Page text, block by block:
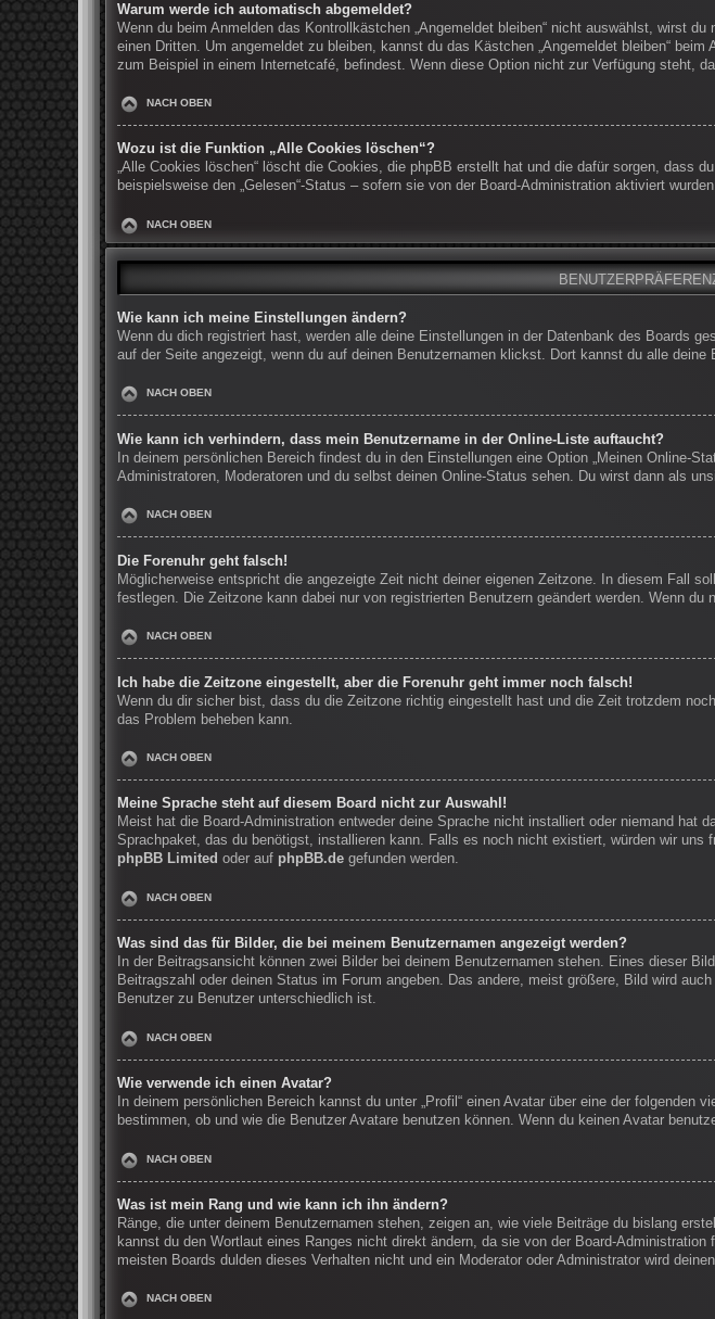
Warum werde ich automatisch abgemeldet?
Wenn du beim Anmelden das Kontrollkästchen „Angemeldet bleiben“ nicht auswählst, wirst
einen Dritten. Um angemeldet zu bleiben, kannst du das Kästchen „Angemeldet bleiben“
zum Beispiel in einem Internetcafé, befindest. Wenn diese Option nicht zur Verfügung steht,
NACH OBEN
Wozu ist die Funktion „Alle Cookies löschen“?
„Alle Cookies löschen“ löscht die Cookies, die phpBB erstellt hat und die dafür sorgen, dass
beispielsweise den „Gelesen“-Status – sofern sie von der Board-Administration aktiviert
NACH OBEN
Wie kann ich meine Einstellungen ändern?
Wenn du dich registriert hast, werden alle deine Einstellungen in der Datenbank des Boards
auf der Seite angezeigt, wenn du auf deinen Benutzernamen klickst. Dort kannst du alle deine
NACH OBEN
Wie kann ich verhindern, dass mein Benutzername in der Online-Liste auftaucht?
In deinem persönlichen Bereich findest du in den Einstellungen eine Option „Meinen Online-
Administratoren, Moderatoren und du selbst deinen Online-Status sehen. Du wirst dann als
NACH OBEN
Die Forenuhr geht falsch!
Möglicherweise entspricht die angezeigte Zeit nicht deiner eigenen Zeitzone. In diesem Fall
festlegen. Die Zeitzone kann dabei nur von registrierten Benutzern geändert werden. Wenn
NACH OBEN
Ich habe die Zeitzone eingestellt, aber die Forenuhr geht immer noch falsch!
Wenn du dir sicher bist, dass du die Zeitzone richtig eingestellt hast und die Zeit trotzdem
das Problem beheben kann.
NACH OBEN
Meine Sprache steht auf diesem Board nicht zur Auswahl!
Meist hat die Board-Administration entweder deine Sprache nicht installiert oder niemand hat
Sprachpaket, das du benötigst, installieren kann. Falls es noch nicht existiert, würden wir
phpBB Limited oder auf phpBB.de gefunden werden.
NACH OBEN
Was sind das für Bilder, die bei meinem Benutzernamen angezeigt werden?
In der Beitragsansicht können zwei Bilder bei deinem Benutzernamen stehen. Eines dieser
Beitragszahl oder deinen Status im Forum angeben. Das andere, meist größere, Bild wird
Benutzer zu Benutzer unterschiedlich ist.
NACH OBEN
Wie verwende ich einen Avatar?
In deinem persönlichen Bereich kannst du unter „Profil“ einen Avatar über eine der
bestimmen, ob und wie die Benutzer Avatare benutzen können. Wenn du keinen Avatar
NACH OBEN
Was ist mein Rang und wie kann ich ihn ändern?
Ränge, die unter deinem Benutzernamen stehen, zeigen an, wie viele Beiträge du bislang
kannst du den Wortlaut eines Ranges nicht direkt ändern, da sie von der Board-
meisten Boards dulden dieses Verhalten nicht und ein Moderator oder Administrator wird
NACH OBEN